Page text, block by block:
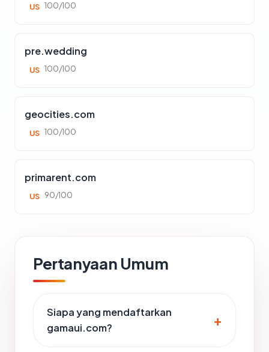
US 100/100
pre.wedding
US 100/100
geocities.com
US 100/100
primarent.com
US 90/100
Pertanyaan Umum
Siapa yang mendaftarkan
gamaui.com?